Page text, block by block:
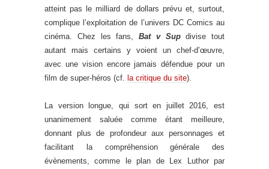
atteint pas le milliard de dollars prévu et, surtout,
complique l’exploitation de l’univers DC Comics au
cinéma. Chez les fans, Bat v Supdivise tout
autant mais certains y voient un chef-d’œuvre,
avec une vision encore jamais défendue pour un
film de super-héros (cf. la critique du site).
La version longue, qui sort en juillet 2016, est
unanimement saluée comme étant meilleure,
donnant plus de profondeur aux personnages et
facilitant la compréhension générale des
évènements, comme le plan de Lex Luthor par